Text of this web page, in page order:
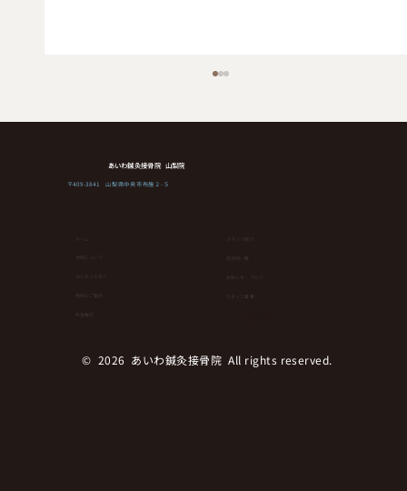
健康維持にもダイエットにも！簡単なの
にランニングやウオーキングより効果が
あいわ鍼灸接骨院 山梨院
〒409-3841 山梨県中央市布施２-５
ホーム
はじめての方へ
⁨⁩施術のご案内
料金案内
スタッフ紹介
症状別一覧
お知らせ・ブログ
スタッフ募集
© 2026 あいわ鍼灸接骨院 All rights reserved.︎